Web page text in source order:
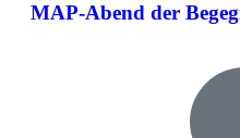
MAP-Abend der